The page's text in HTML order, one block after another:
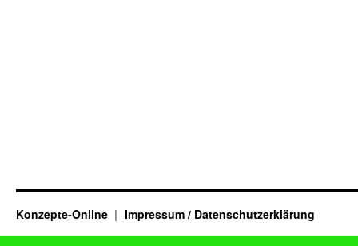
Konzepte-Online Impressum / Datenschutzerklärung